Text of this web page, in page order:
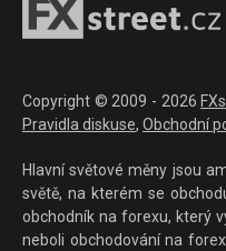
Copyright © 2009 - 2026
Pravidla diskuse, Obchodní
Hlavní světové měny jsou
světě, na kterém se
obchodník na forexu, který
neboli obchodování na